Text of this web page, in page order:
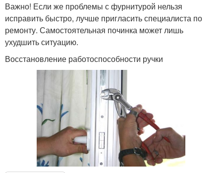
Важно! Если же проблемы с фурнитурой нельзя
исправить быстро, лучше пригласить специалиста по
ремонту. Самостоятельная починка может лишь
ухудшить ситуацию.
Восстановление работоспособности ручки